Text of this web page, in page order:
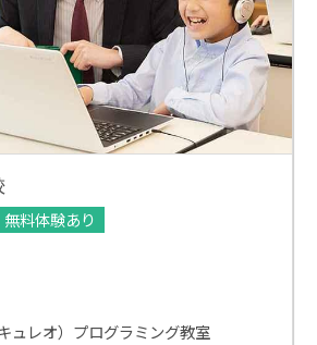
無料体験あり
ュレオ）プログラミング教室